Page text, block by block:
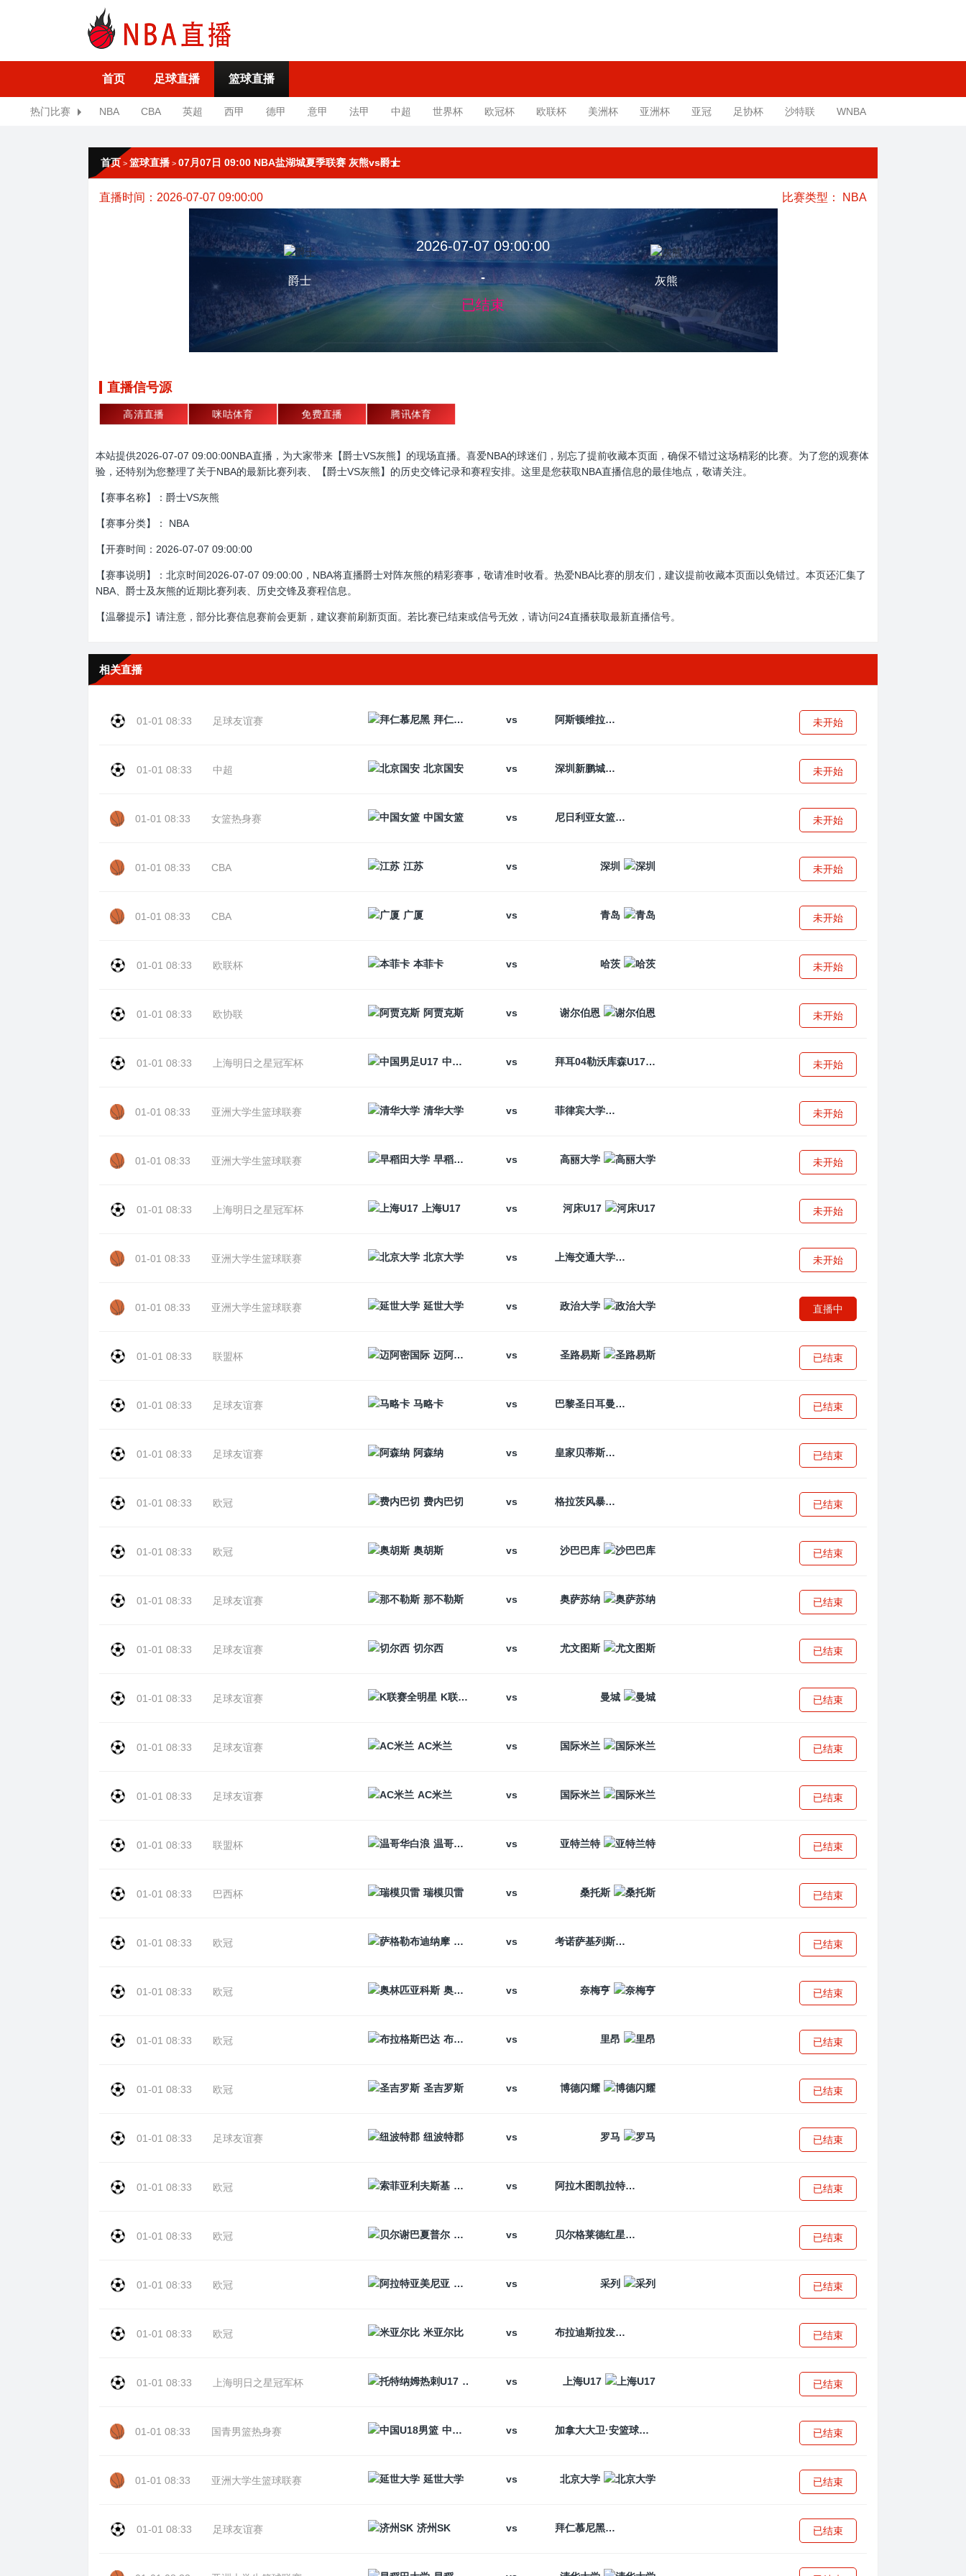
首页 足球直播 篮球直播
热门比赛 NBA CBA 英超 西甲 德甲 意甲 法甲 中超 世界杯 欧冠杯 欧联杯 美洲杯 亚洲杯 亚冠 足协杯 沙特联 WNBA
首页 > 篮球直播 > 07月07日 09:00 NBA盐湖城夏季联赛 灰熊vs爵士
直播时间：2026-07-07 09:00:00 比赛类型： NBA
爵士
2026-07-07 09:00:00
-
已结束
灰熊
直播信号源
高清直播 咪咕体育 免费直播 腾讯体育
本站提供2026-07-07 09:00:00NBA直播，为大家带来【爵士VS灰熊】的现场直播。喜爱NBA的球迷们，别忘了提前收藏本页面，确保不错过这场精彩的比赛。为了您的观赛体
验，还特别为您整理了关于NBA的最新比赛列表、【爵士VS灰熊】的历史交锋记录和赛程安排。这里是您获取NBA直播信息的最佳地点，敬请关注。
【赛事名称】：爵士VS灰熊
【赛事分类】： NBA
【开赛时间：2026-07-07 09:00:00
【赛事说明】：北京时间2026-07-07 09:00:00，NBA将直播爵士对阵灰熊的精彩赛事，敬请准时收看。热爱NBA比赛的朋友们，建议提前收藏本页面以免错过。本页还汇集了
NBA、爵士及灰熊的近期比赛列表、历史交锋及赛程信息。
【温馨提示】请注意，部分比赛信息赛前会更新，建议赛前刷新页面。若比赛已结束或信号无效，请访问24直播获取最新直播信号。
相关直播
01-01 08:33 足球友谊赛 拜仁慕尼黑 vs 阿斯顿维拉 未开始
01-01 08:33 中超 北京国安 vs 深圳新鹏城 未开始
01-01 08:33 女篮热身赛 中国女篮 vs 尼日利亚女篮 未开始
01-01 08:33 CBA 江苏 vs 深圳 未开始
01-01 08:33 CBA 广厦 vs 青岛 未开始
01-01 08:33 欧联杯 本菲卡 vs 哈茨 未开始
01-01 08:33 欧协联 阿贾克斯 vs 谢尔伯恩 未开始
01-01 08:33 上海明日之星冠军杯 中国男足U17 vs 拜耳04勒沃库森U17 未开始
01-01 08:33 亚洲大学生篮球联赛 清华大学 vs 菲律宾大学 未开始
01-01 08:33 亚洲大学生篮球联赛 早稻田大学 vs 高丽大学 未开始
01-01 08:33 上海明日之星冠军杯 上海U17 vs 河床U17 未开始
01-01 08:33 亚洲大学生篮球联赛 北京大学 vs 上海交通大学 未开始
01-01 08:33 亚洲大学生篮球联赛 延世大学 vs 政治大学 直播中
01-01 08:33 联盟杯 迈阿密国际 vs 圣路易斯 已结束
01-01 08:33 足球友谊赛 马略卡 vs 巴黎圣日耳曼 已结束
01-01 08:33 足球友谊赛 阿森纳 vs 皇家贝蒂斯 已结束
01-01 08:33 欧冠 费内巴切 vs 格拉茨风暴 已结束
01-01 08:33 欧冠 奥胡斯 vs 沙巴巴库 已结束
01-01 08:33 足球友谊赛 那不勒斯 vs 奥萨苏纳 已结束
01-01 08:33 足球友谊赛 切尔西 vs 尤文图斯 已结束
01-01 08:33 足球友谊赛 K联赛全明星 vs 曼城 已结束
01-01 08:33 足球友谊赛 AC米兰 vs 国际米兰 已结束
01-01 08:33 足球友谊赛 AC米兰 vs 国际米兰 已结束
01-01 08:33 联盟杯 温哥华白浪 vs 亚特兰特 已结束
01-01 08:33 巴西杯 瑞模贝雷 vs 桑托斯 已结束
01-01 08:33 欧冠 萨格勒布迪纳摩
vs 考诺萨基列斯 已结束
01-01 08:33 欧冠 奥林匹亚科斯 vs 奈梅亨 已结束
01-01 08:33 欧冠 布拉格斯巴达 vs 里昂 已结束
01-01 08:33 欧冠 圣吉罗斯 vs 博德闪耀 已结束
01-01 08:33 足球友谊赛 纽波特郡 vs 罗马 已结束
01-01 08:33 欧冠 索菲亚利夫斯基
vs 阿拉木图凯拉特 已结束
01-01 08:33 欧冠 贝尔谢巴夏普尔
vs 贝尔格莱德红星 已结束
01-01 08:33 欧冠 阿拉特亚美尼亚
vs 采列 已结束
01-01 08:33 欧冠 米亚尔比 vs 布拉迪斯拉发 已结束
01-01 08:33 上海明日之星冠军杯 托特纳姆热刺U17
vs 上海U17 已结束
01-01 08:33 国青男篮热身赛 中国U18男篮 vs 加拿大大卫·安篮球学院 已结束
01-01 08:33 亚洲大学生篮球联赛 延世大学 vs 北京大学 已结束
01-01 08:33 足球友谊赛 济州SK vs 拜仁慕尼黑 已结束